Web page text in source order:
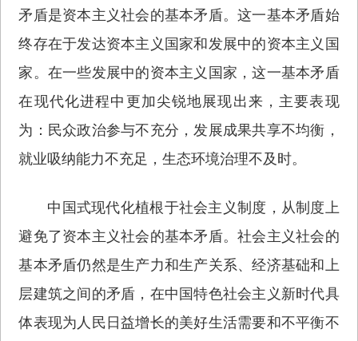
矛盾是资本主义社会的基本矛盾。这一基本矛盾始
终存在于发达资本主义国家和发展中的资本主义国
家。在一些发展中的资本主义国家，这一基本矛盾
在现代化进程中更加尖锐地展现出来，主要表现
为：民众政治参与不充分，发展成果共享不均衡，
就业吸纳能力不充足，生态环境治理不及时。
中国式现代化植根于社会主义制度，从制度上
避免了资本主义社会的基本矛盾。社会主义社会的
基本矛盾仍然是生产力和生产关系、经济基础和上
层建筑之间的矛盾，在中国特色社会主义新时代具
体表现为人民日益增长的美好生活需要和不平衡不